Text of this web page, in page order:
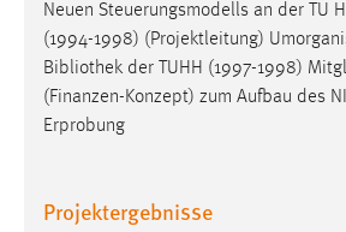
Neuen Steuerungsmodells an der TU
(1994-1998) (Projektleitung)
Bibliothek der TUHH (1997-1998)
(Finanzen-Konzept) zum Aufbau des
Erprobung
Projektergebnisse